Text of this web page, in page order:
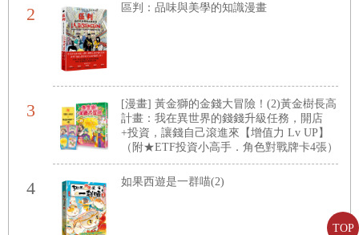
TOP
2 區判：品味與美學的知識漫畫
3
[漫畫] 黃金獅的金錢大冒險！(2)黃金樹長高
計畫：我在異世界的錢錢升級任務，開店
+投資，讓錢自己滾進來【增值力 Lv UP】
（附★ETF投資小高手．角色對戰牌卡4張）
4 如果西遊是一群喵(2)